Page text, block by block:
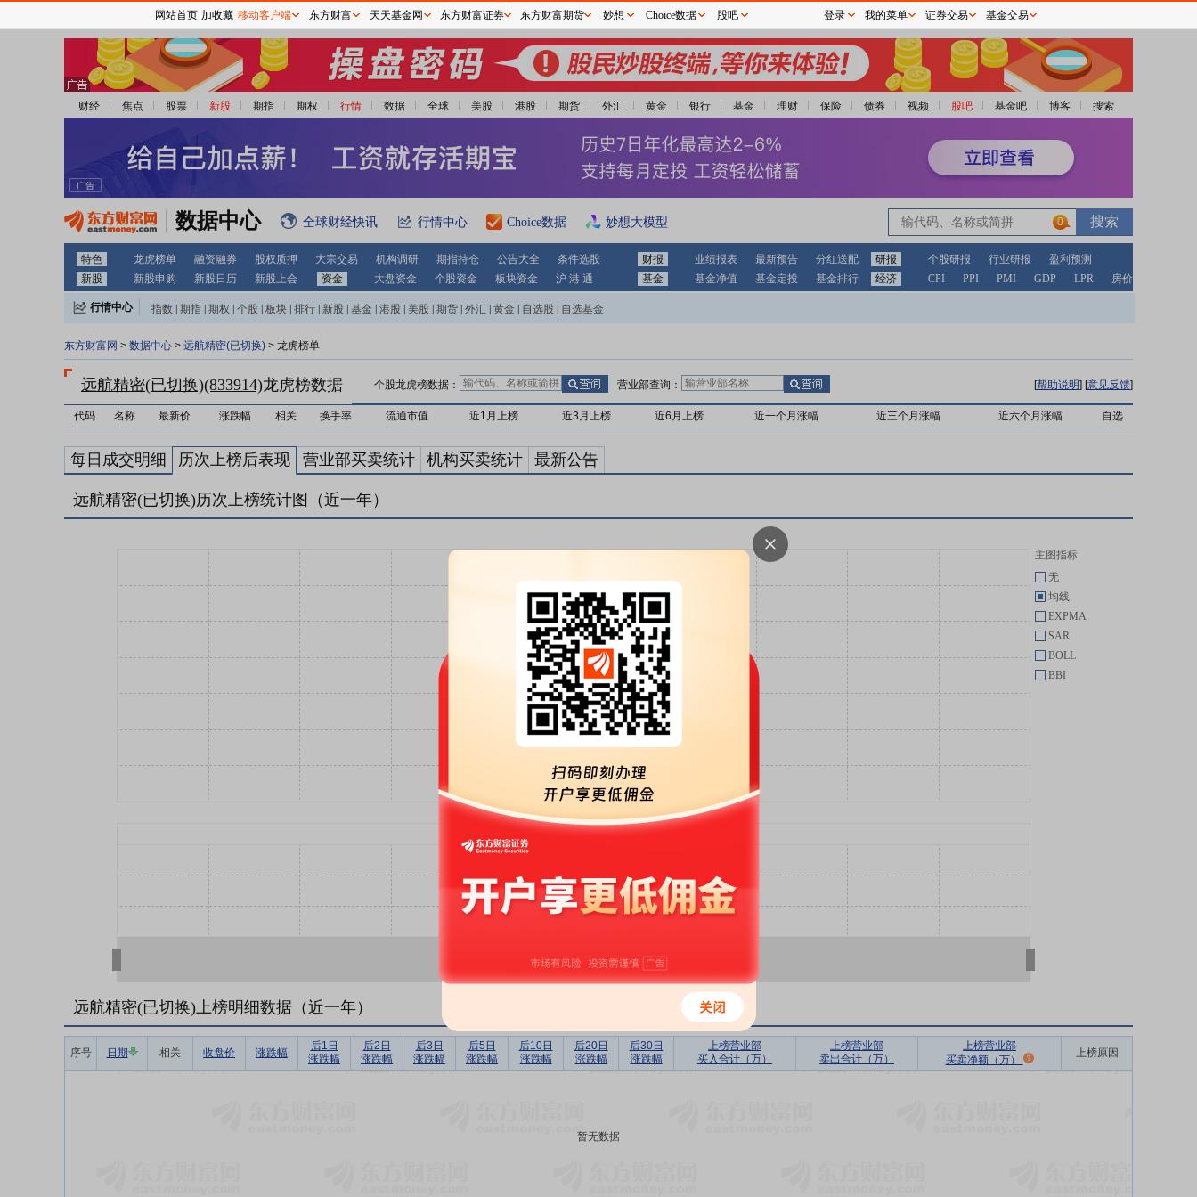
财经 焦点 股票 新股 期指 期权 行情 数据 全球 美股 港股 期货 外汇 黄金 银行 基金 理财 保险 债券 视频 股吧 基金吧 博客 搜索
数据中心 全球财经快讯 行情中心 Choice数据 妙想大模型 0
特色 龙虎榜单 融资融券 股权质押 大宗交易 机构调研 期指持仓 公告大全 条件选股 财报 业绩报表 最新预告 分红送配 研报 个股研报 行业研报
盈利预测
新股
新股申购 新股日历 新股上会 资金 大盘资金 个股资金 板块资金 沪 港 通 基金 基金净值 基金定投 基金排行 经济 CPI PPI PMI GDP LPR 房价
行情中心 指数 期指 期权 个股 板块 排行 新股 基金 港股 美股 期货 外汇 黄金 自选股 自选基金
东方财富网 > 数据中心 > 远航精密(已切换) > 龙虎榜单
远航精密(已切换)(833914)龙虎榜数据 个股龙虎榜数据： 营业部查询： [帮助说明] [意见反馈]
代码 名称 最新价 涨跌幅 相关 换手率 流通市值 近1月上榜 近3月上榜 近6月上榜 近一个月涨幅 近三个月涨幅 近六个月涨幅 自选
每日成交明细 历次上榜后表现 营业部买卖统计 机构买卖统计 最新公告
远航精密(已切换)历次上榜统计图（近一年）
主图指标
无
均线
EXPMA
SAR
BOLL
BBI
远航精密(已切换)上榜明细数据（近一年）
序号 日期 相关 收盘价 涨跌幅
后1日
涨跌幅
后2日
涨跌幅
后3日
涨跌幅
后5日
涨跌幅
后10日
涨跌幅
后20日
涨跌幅
后30日
涨跌幅
上榜营业部
买入合计（万）
上榜营业部
卖出合计（万）
上榜营业部
买卖净额（万）
上榜原因
暂无数据
网站首页 加收藏 移动客户端 东方财富 天天基金网 东方财富证券 东方财富期货 妙想 Choice数据 股吧 登录 我的菜单 证券交易 基金交易